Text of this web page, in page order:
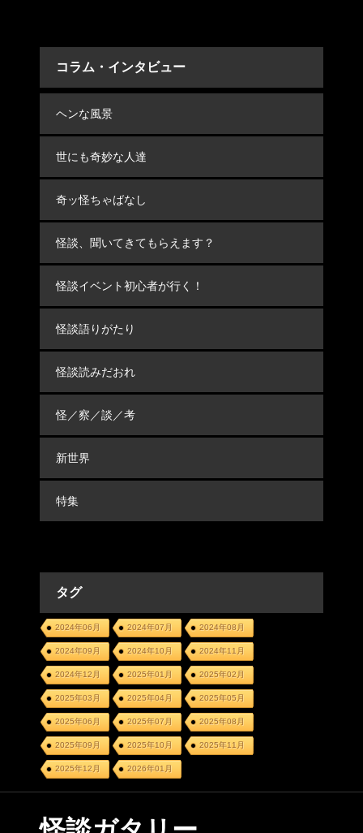
コラム・インタビュー
ヘンな風景
世にも奇妙な人達
奇ッ怪ちゃばなし
怪談、聞いてきてもらえます？
怪談イベント初心者が行く！
怪談語りがたり
怪談読みだおれ
怪／察／談／考
新世界
特集
タグ
2024年06月 2024年07月 2024年08月
2024年09月 2024年10月 2024年11月
2024年12月 2025年01月 2025年02月
2025年03月 2025年04月 2025年05月
2025年06月 2025年07月 2025年08月
2025年09月 2025年10月 2025年11月
2025年12月 2026年01月